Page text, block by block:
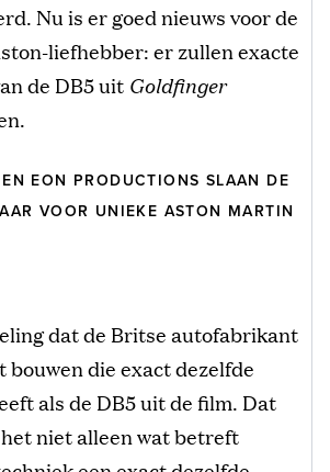
Nu is er goed nieuws voor de
liefhebber: er zullen exacte
de DB5 uit Goldfinger
EON PRODUCTIONS SLAAN DE
VOOR UNIEKE ASTON MARTIN
dat de Britse autofabrikant
bouwen die exact dezelfde
als de DB5 uit de film. Dat
niet alleen wat betreft